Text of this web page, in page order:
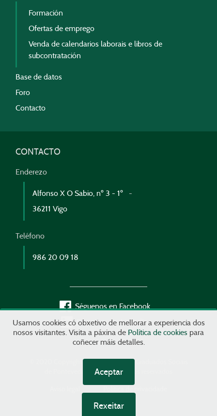
Formación
Ofertas de emprego
Venda de calendarios laborais e libros de
subcontratación
Base de datos
Foro
Contacto
CONTACTO
Enderezo
Alfonso X O Sabio, nº 3 - 1º
36211 Vigo
Teléfono
986 20 09 18
Séguenos en Facebook
Séguenos en LinkedIn
© 2020 Copyright Colexio Oficial de Graduados Sociais
de Pontevedra - Tódolos dereitos reservados
Política de cookies
Usamos cookies có obxetivo de mellorar a experiencia dos
nosos visitantes. Visita a páxina de Política de cookies para
coñecer máis detalles.
Aceptar
Rexeitar